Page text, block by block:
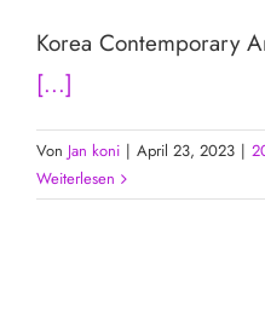
Korea Contemporary
[...]
Von Jan koni | April 23, 2023 |
Weiterlesen